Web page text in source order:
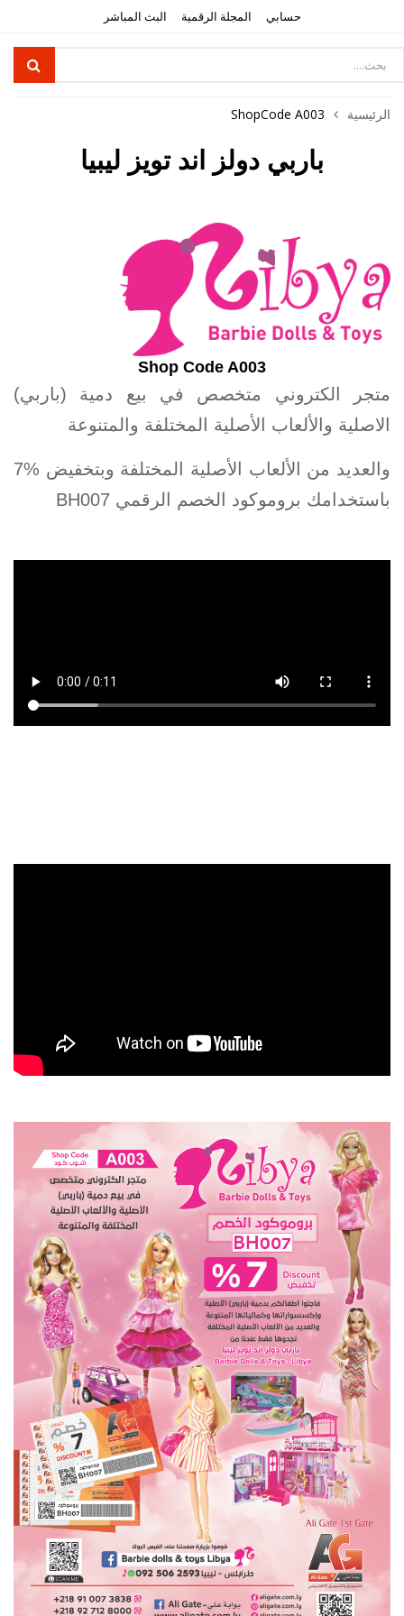
حسابي المجلة الرقمية البث المباشر
الرئيسية ShopCode A003
باربي دولز اند تويز ليبيا
Shop Code A003
متجر الكتروني متخصص في بيع دمية (باربي)
الاصلية والألعاب الأصلية المختلفة والمتنوعة
والعديد من الألعاب الأصلية المختلفة وبتخفيض %7
باستخدامك بروموكود الخصم الرقمي BH007